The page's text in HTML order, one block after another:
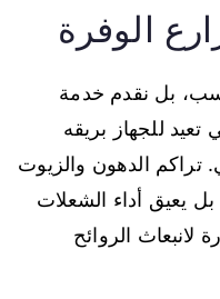
الوفرة
بل نقدم خدمة
تعيد للجهاز بريقه
تراكم الدهون والزيوت
يعيق أداء الشعلات
الروائح